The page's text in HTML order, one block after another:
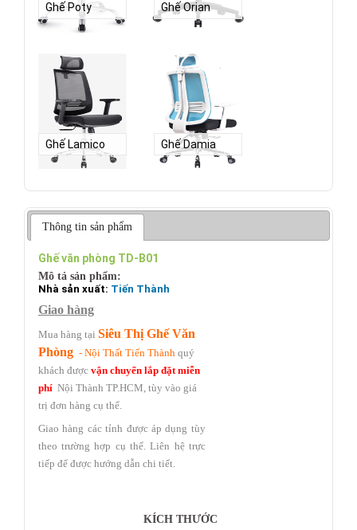
Ghế Poty Ghế Orian
Ghế Lamico Ghế Damia
Thông tin sản phẩm
Ghế văn phòng TD-B01
Mô tả sản phẩm:
Nhà sản xuất: Tiến Thành
Giao hàng
Mua hàng tại Siêu Thị Ghế Văn
Phòng - Nội Thất Tiến Thành quý
khách được vận chuyển lắp đặt miễn
phí Nội Thành TP.HCM, tùy vào giá
trị đơn hàng cụ thể.
Giao hàng các tỉnh được áp dụng tùy
theo trường hợp cụ thể.Liên hệ trực
tiếp để được hướng dẫn chi tiết.
KÍCH THƯỚC